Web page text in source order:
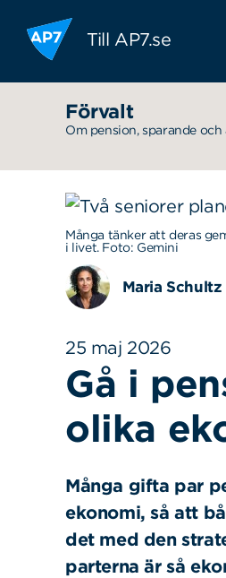
Hoppa till innehållet
Till AP7.se
Förvalt
Om pension, sparande
Många tänker att deras
i livet. Foto: Gemini
Maria Schultz
25 maj 2026
Gå i
olika
Många gifta par
ekonomi, så att
det med den
parterna är så